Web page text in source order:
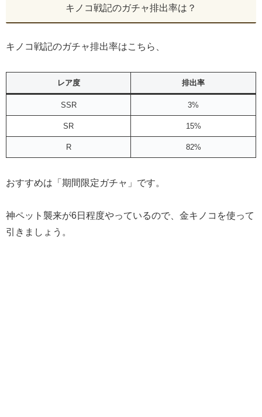
キノコ戦記のガチャ排出率は？
キノコ戦記のガチャ排出率はこちら、
レア度 排出率
SSR 3%
SR 15%
R 82%
おすすめは「期間限定ガチャ」です。
神ペット襲来が6日程度やっているので、金キノコを使って
引きましょう。